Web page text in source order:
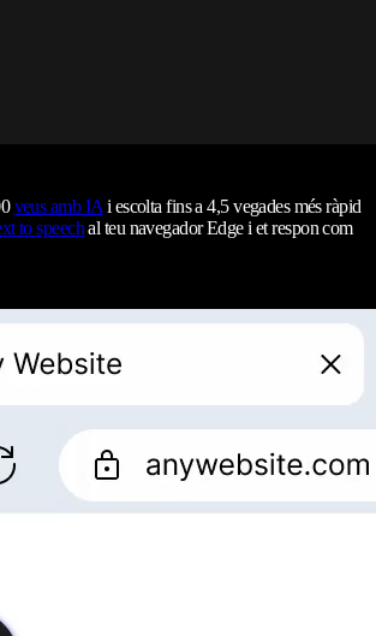
veus amb IA i escolta fins a 4,5 vegades més ràpid
to speechal teu navegador Edge i et respon com